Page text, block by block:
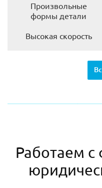
Произвольные
формы детали
Высокая скорость
Работаем